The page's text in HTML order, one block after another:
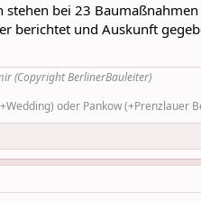
bei 23
berichtet und Auskunft
(Copyright BerlinerBauleiter)
oder Pankow (+Prenzlauer